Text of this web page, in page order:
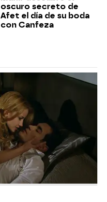
oscuro secreto de
Afet el día de su boda
con Canfeza